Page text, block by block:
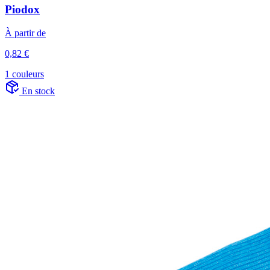
Piodox
À partir de
0,82 €
1 couleurs
En stock